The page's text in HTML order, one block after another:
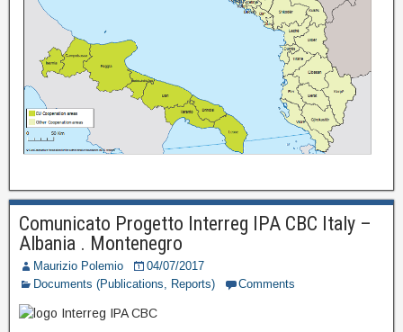
Comunicato Progetto Interreg IPA CBC Italy –
Albania . Montenegro
Maurizio Polemio
04/07/2017
Documents (Publications, Reports)
Comments